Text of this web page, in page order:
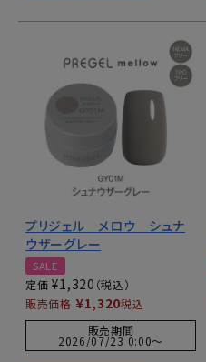
プリジェル メロウ シュナ
ウザーグレー
SALE
定価 ¥1,320
販売価格 ¥1,320税込
販売期間
2026/07/23 0:00〜